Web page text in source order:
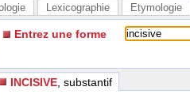
Lexicographie Etymologie
Entrez une forme
INCISIVE , substantif